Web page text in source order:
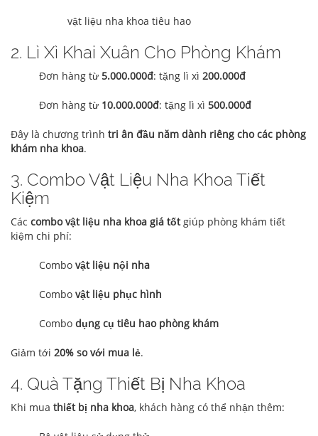
vật liệu nha khoa tiêu hao
2. Lì Xì Khai Xuân Cho Phòng Khám
Đơn hàng từ 5.000.000đ: tặng lì xì 200.000đ
Đơn hàng từ 10.000.000đ: tặng lì xì 500.000đ
Đây là chương trình tri ân đầu năm dành riêng cho các phòng
khám nha khoa.
3. Combo Vật Liệu Nha Khoa Tiết
Kiệm
Các combo vật liệu nha khoa giá tốtgiúp phòng khám tiết
kiệm chi phí:
Combo vật liệu nội nha
Combo vật liệu phục hình
Combo dụng cụ tiêu hao phòng khám
Giảm tới 20% so với mua lẻ.
4. Quà Tặng Thiết Bị Nha Khoa
Khi mua thiết bị nha khoa, khách hàng có thể nhận thêm: